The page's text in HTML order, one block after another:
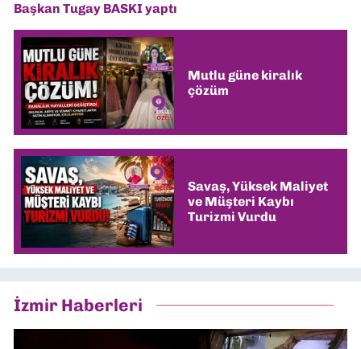
Başkan Tugay BASKI yaptı
Mutlu güne kiralık
çözüm
Savaş, Yüksek Maliyet
ve Müşteri Kaybı
Turizmi Vurdu
İzmir Haberleri